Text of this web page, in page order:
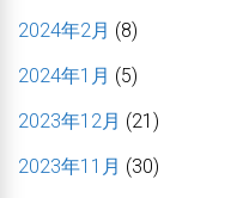
2024年2月 (8)
2024年1月 (5)
2023年12月 (21)
2023年11月 (30)